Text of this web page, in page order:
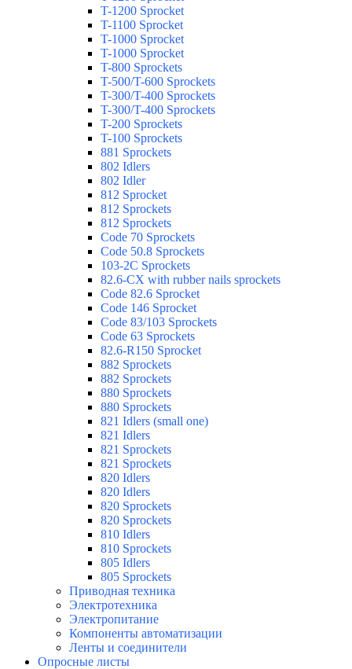
T-1200 Sprocket
T-1100 Sprocket
T-1000 Sprocket
T-1000 Sprocket
T-800 Sprockets
T-500/T-600 Sprockets
T-300/T-400 Sprockets
T-300/T-400 Sprockets
T-200 Sprockets
T-100 Sprockets
881 Sprockets
802 Idlers
802 Idler
812 Sprocket
812 Sprockets
812 Sprockets
Code 70 Sprockets
Code 50.8 Sprockets
103-2C Sprockets
82.6-CX with rubber nails sprockets
Code 82.6 Sprocket
Code 146 Sprocket
Code 83/103 Sprockets
Code 63 Sprockets
82.6-R150 Sprocket
882 Sprockets
882 Sprockets
880 Sprockets
880 Sprockets
821 Idlers (small one)
821 Idlers
821 Sprockets
821 Sprockets
820 Idlers
820 Idlers
820 Sprockets
820 Sprockets
810 Idlers
810 Sprockets
805 Idlers
805 Sprockets
Приводная техника
Электротехника
Электропитание
Компоненты автоматизации
Ленты и соединители
Опросные листы